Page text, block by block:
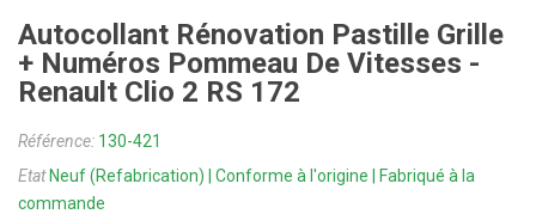
Autocollant Rénovation Pastille Grille
+ Numéros Pommeau De Vitesses -
Renault Clio 2 RS 172
Référence: 130-421
Etat Neuf (Refabrication) | Conforme à l'origine | Fabriqué à la
commande